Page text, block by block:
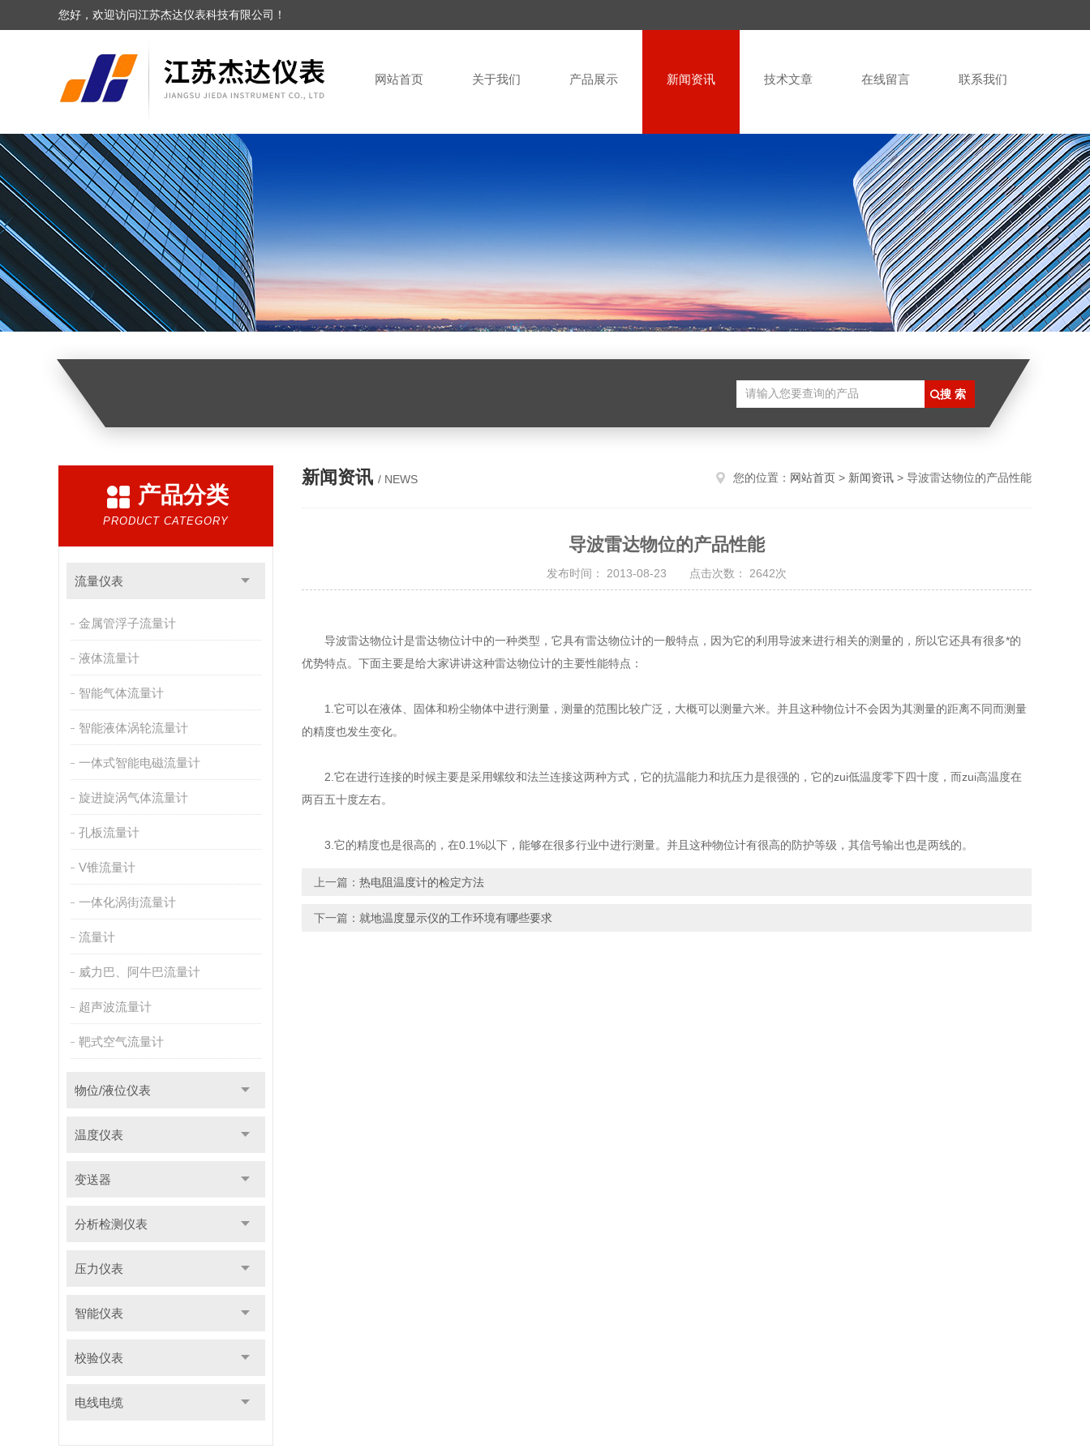
您好，欢迎访问江苏杰达仪表科技有限公司！
网站首页 关于我们 产品展示 新闻资讯 技术文章 在线留言 联系我们
产品分类
PRODUCT CATEGORY
流量仪表
金属管浮子流量计
液体流量计
智能气体流量计
智能液体涡轮流量计
一体式智能电磁流量计
旋进旋涡气体流量计
孔板流量计
V锥流量计
一体化涡街流量计
流量计
威力巴、阿牛巴流量计
超声波流量计
靶式空气流量计
物位/液位仪表
温度仪表
变送器
分析检测仪表
压力仪表
智能仪表
校验仪表
电线电缆
新闻资讯 / NEWS 您的位置： 网站首页 > 新闻资讯 > 导波雷达物位的产品性能
导波雷达物位的产品性能
发布时间： 2013-08-23 点击次数： 2642次
导波雷达物位计是雷达物位计中的一种类型，它具有雷达物位计的一般特点，因为它的利用导波来进行相关的测量的，所以它还具有很多*的
优势特点。下面主要是给大家讲讲这种雷达物位计的主要性能特点：
1.它可以在液体、固体和粉尘物体中进行测量，测量的范围比较广泛，大概可以测量六米。并且这种物位计不会因为其测量的距离不同而测量
的精度也发生变化。
2.它在进行连接的时候主要是采用螺纹和法兰连接这两种方式，它的抗温能力和抗压力是很强的，它的zui低温度零下四十度，而zui高温度在
两百五十度左右。
3.它的精度也是很高的，在0.1%以下，能够在很多行业中进行测量。并且这种物位计有很高的防护等级，其信号输出也是两线的。
上一篇： 热电阻温度计的检定方法
下一篇： 就地温度显示仪的工作环境有哪些要求